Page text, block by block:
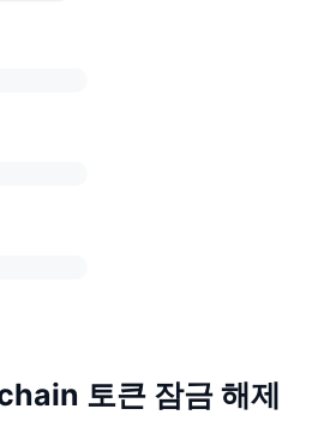
토큰 잠금 해제